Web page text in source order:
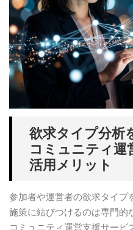
欲求タイプ分析
コミュニティ運
活用メリット
参加者や運営者の欲求タイプ
施策に結びつけるのは専門的
コミュニティ運営支援サー